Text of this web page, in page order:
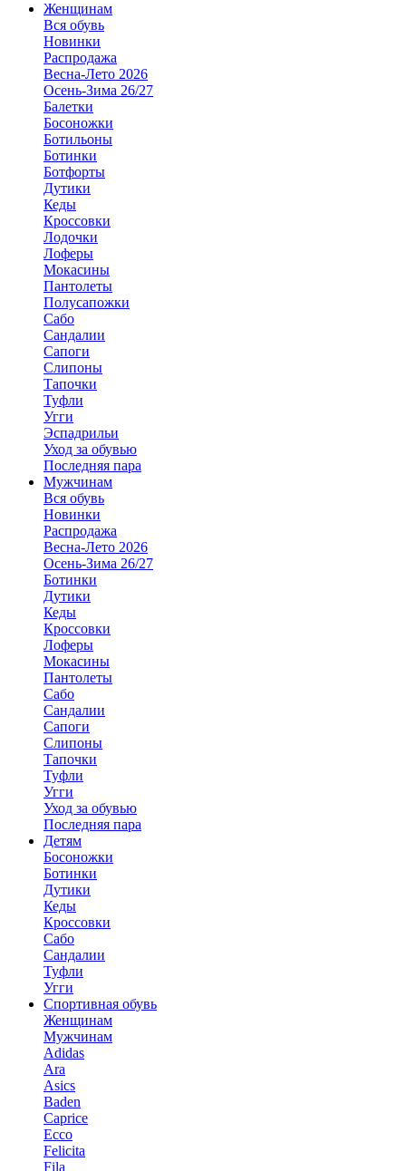
Женщинам
Вся обувь
Новинки
Распродажа
Весна-Лето 2026
Осень-Зима 26/27
Балетки
Босоножки
Ботильоны
Ботинки
Ботфорты
Дутики
Кеды
Кроссовки
Лодочки
Лоферы
Мокасины
Пантолеты
Полусапожки
Сабо
Сандалии
Сапоги
Слипоны
Тапочки
Туфли
Угги
Эспадрильи
Уход за обувью
Последняя пара
Мужчинам
Вся обувь
Новинки
Распродажа
Весна-Лето 2026
Осень-Зима 26/27
Ботинки
Дутики
Кеды
Кроссовки
Лоферы
Мокасины
Пантолеты
Сабо
Сандалии
Сапоги
Слипоны
Тапочки
Туфли
Угги
Уход за обувью
Последняя пара
Детям
Босоножки
Ботинки
Дутики
Кеды
Кроссовки
Сабо
Сандалии
Туфли
Угги
Спортивная обувь
Женщинам
Мужчинам
Adidas
Ara
Asics
Baden
Caprice
Ecco
Felicita
Fila